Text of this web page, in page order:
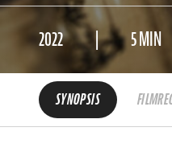
2022 5 MIN
SYNOPSIS